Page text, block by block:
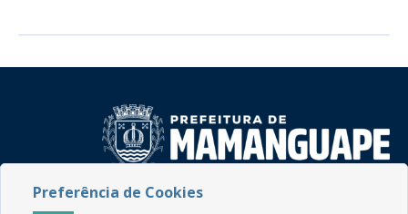
Rua do Imperador, 78, Centro
Preferência de Cookies